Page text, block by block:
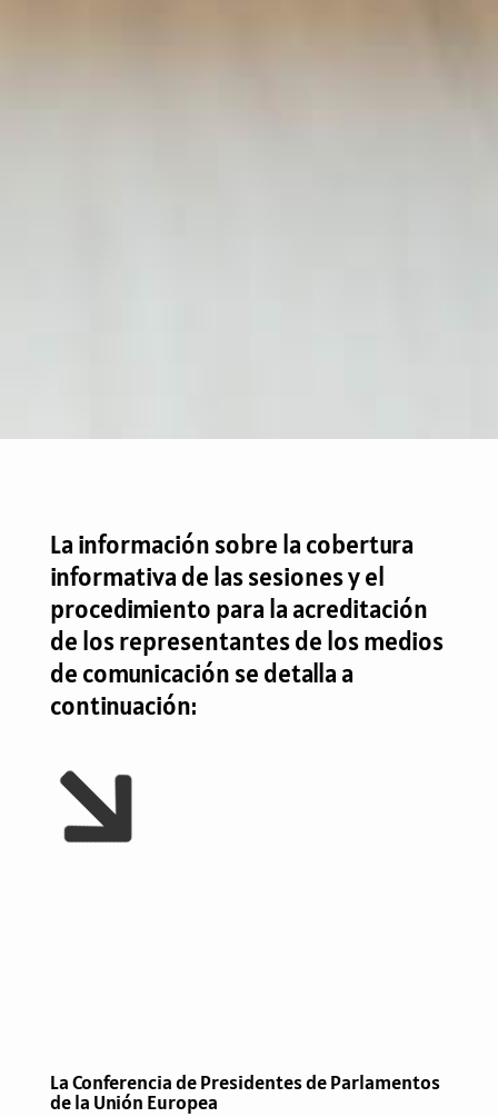
La información sobre la cobertura
informativa de las sesiones y el
procedimiento para la acreditación
de los representantes de los medios
de comunicación se detalla a
continuación:

La Conferencia de Presidentes de Parlamentos
de la Unión Europea